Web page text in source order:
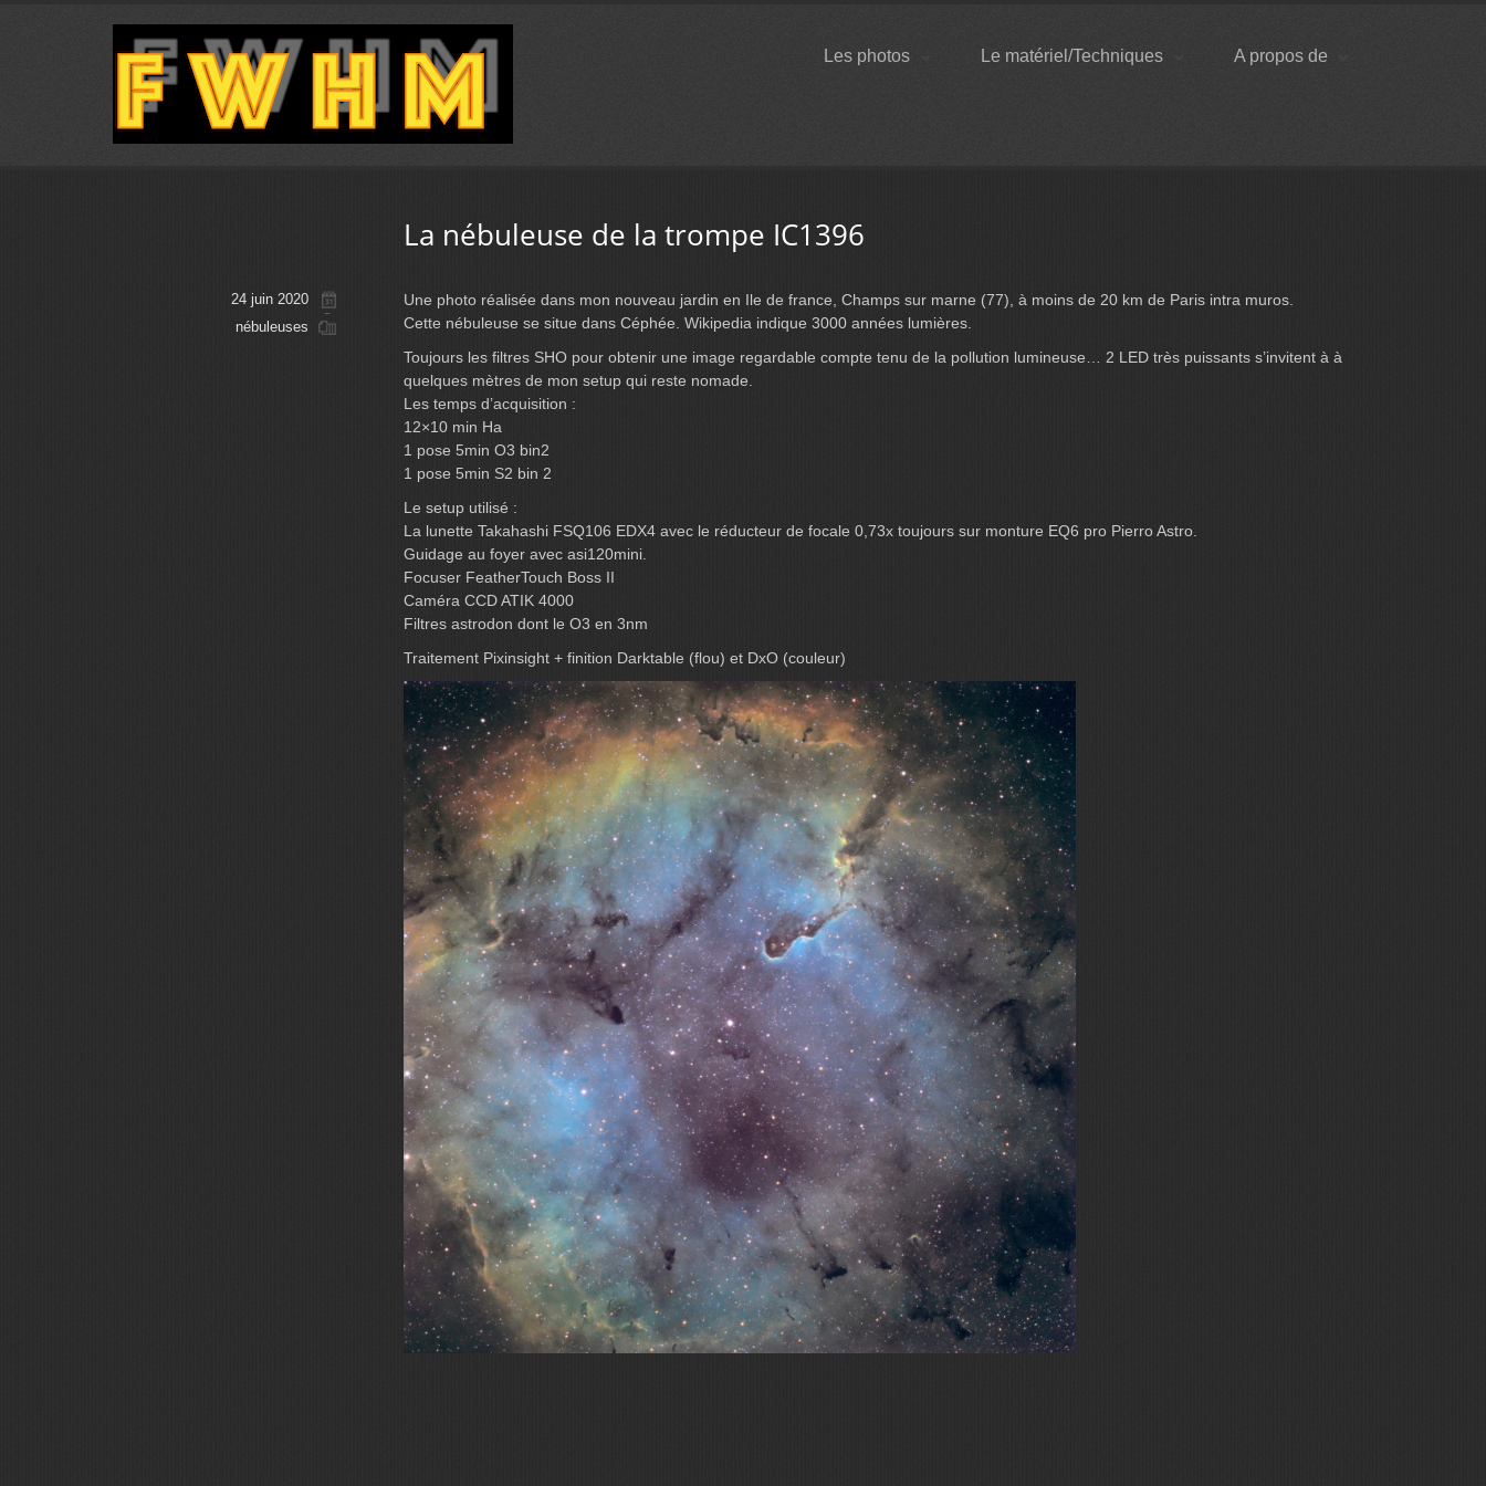
Les photos Le matériel/Techniques A propos de
24 juin 2020
nébuleuses
La nébuleuse de la trompe IC1396
Une photo réalisée dans mon nouveau jardin en Ile de france, Champs sur marne (77), à moins de 20 km de Paris intra muros.
Cette nébuleuse se situe dans Céphée. Wikipedia indique 3000 années lumières.
Toujours les filtres SHO pour obtenir une image regardable compte tenu de la pollution lumineuse… 2 LED très puissants s’invitent à à
quelques mètres de mon setup qui reste nomade.
Les temps d’acquisition :
12×10 min Ha
1 pose 5min O3 bin2
1 pose 5min S2 bin 2
Le setup utilisé :
La lunette Takahashi FSQ106 EDX4 avec le réducteur de focale 0,73x toujours sur monture EQ6 pro Pierro Astro.
Guidage au foyer avec asi120mini.
Focuser FeatherTouch Boss II
Caméra CCD ATIK 4000
Filtres astrodon dont le O3 en 3nm
Traitement Pixinsight + finition Darktable (flou) et DxO (couleur)